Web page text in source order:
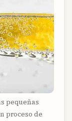
pequeñas
proceso de